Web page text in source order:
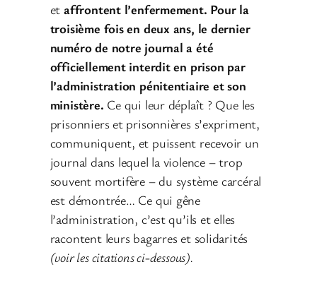
etaffrontent l’enfermement. Pour la
troisième fois en deux ans, le dernier
numéro de notre journal a été
officiellement interdit en prison par
l’administration pénitentiaire et son
ministère. Ce qui leur déplaît ? Que les
prisonniers et prisonnières s’expriment,
communiquent, et puissent recevoir un
journal dans lequel la violence – trop
souvent mortifère – du système carcéral
est démontrée… Ce qui gêne
l’administration, c’est qu’ils et elles
racontent leurs bagarres et solidarités
(voir les citations ci-dessous).